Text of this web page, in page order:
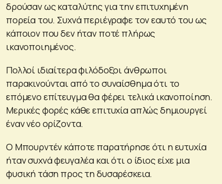
δρούσαν ως καταλύτης για την επιτυχημένη
πορεία του. Συχνά περιέγραφε τον εαυτό του ως
κάποιον που δεν ήταν ποτέ πλήρως
ικανοποιημένος.
Πολλοί ιδιαίτερα φιλόδοξοι άνθρωποι
παρακινούνται από το συναίσθημα ότι το
επόμενο επίτευγμα θα φέρει τελικά ικανοποίηση.
Μερικές φορές κάθε επιτυχία απλώς δημιουργεί
έναν νέο ορίζοντα.
Ο Μπουρντέν κάποτε παρατήρησε ότι η ευτυχία
ήταν συχνά φευγαλέα και ότι ο ίδιος είχε μια
φυσική τάση προς τη δυσαρέσκεια.